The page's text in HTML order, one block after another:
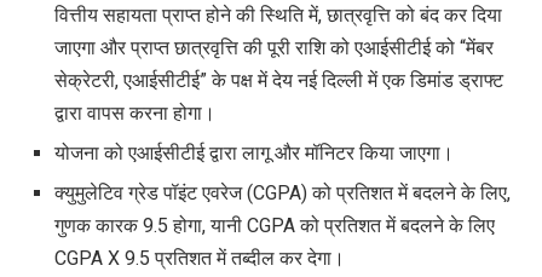
वित्तीय सहायता प्राप्त होने की स्थिति में, छात्रवृत्ति को बंद कर दिया
जाएगा और प्राप्त छात्रवृत्ति की पूरी राशि को एआईसीटीई को “मेंबर
सेक्रेटरी, एआईसीटीई” के पक्ष में देय नई दिल्ली में एक डिमांड ड्राफ्ट
द्वारा वापस करना होगा।
योजना को एआईसीटीई द्वारा लागू और मॉनिटर किया जाएगा।
क्युमुलेटिव ग्रेड पॉइंट एवरेज (CGPA) को प्रतिशत में बदलने के लिए,
गुणक कारक 9.5 होगा, यानी CGPA को प्रतिशत में बदलने के लिए
CGPA X 9.5 प्रतिशत में तब्दील कर देगा।